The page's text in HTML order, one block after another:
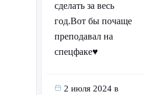
сделать за весь
год.Вот бы почаще
преподавал на
спецфаке♥️
2 июля 2024 в